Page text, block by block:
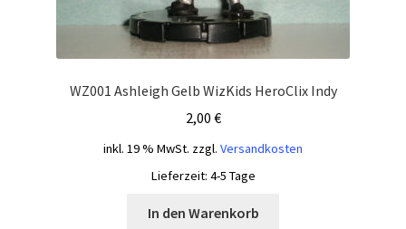
WZ001 Ashleigh Gelb WizKids HeroClix Indy
2,00 €
inkl. 19 % MwSt. zzgl. Versandkosten
Lieferzeit: 4-5 Tage
In den Warenkorb